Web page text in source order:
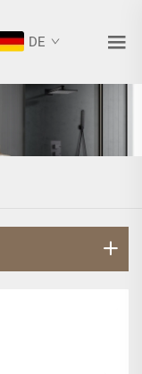
DE